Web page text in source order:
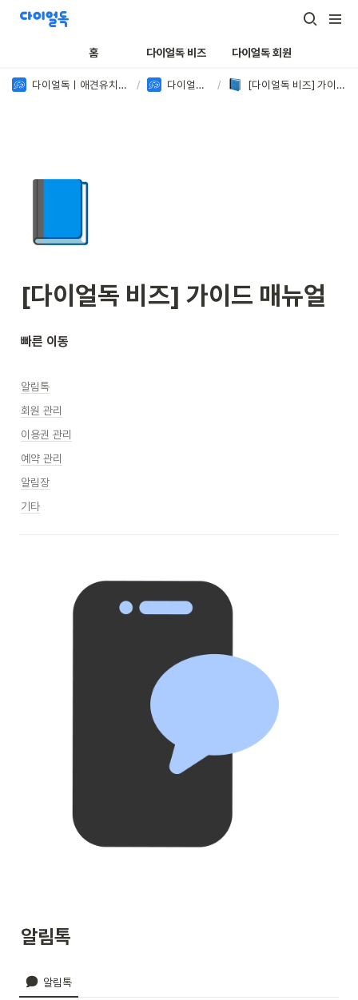
홈 다이얼독 비즈 다이얼독 회원
다이얼독ㅣ애견유치원 전용 서비스 / 다이얼독 비즈 / [다이얼독 비즈] 가이드 매뉴얼
[다이얼독 비즈] 가이드 매뉴얼
빠른 이동
알림톡
회원 관리
이용권 관리
예약 관리
알림장
기타
알림톡
알림톡